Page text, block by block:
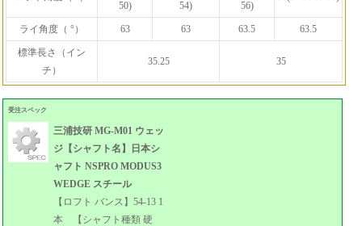
50)
54)
56)
ライ角度（ °） 63 63 63.5 63.5
標準長さ（イン
チ）
35.25 35
受注スペック
三浦技研 MG-M01 ウェッ
ジ【シャフト名】日本シ
ャフト NSPRO MODUS3
WEDGE スチール
【ロフト バンス】54-13 1
本 【シャフト種類 硬